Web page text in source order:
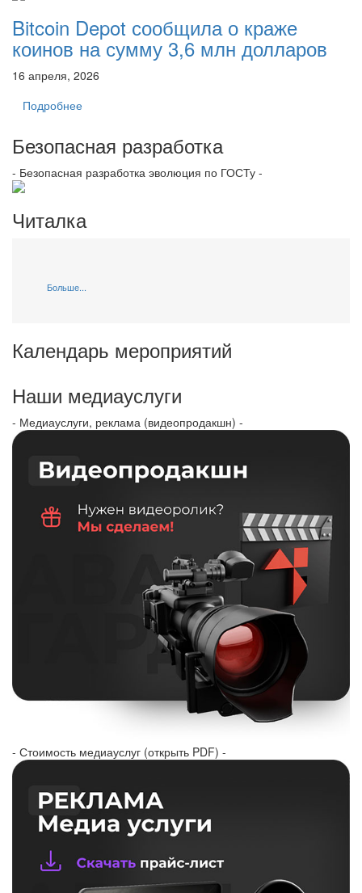
Bitcoin Depot сообщила о краже
коинов на сумму 3,6 млн долларов
16 апреля, 2026
Подробнее
Безопасная разработка
- Безопасная разработка эволюция по ГОСТу -
Читалка
Больше...
Календарь мероприятий
Наши медиауслуги
- Медиауслуги, реклама (видеопродакшн) -
- Стоимость медиауслуг (открыть PDF) -